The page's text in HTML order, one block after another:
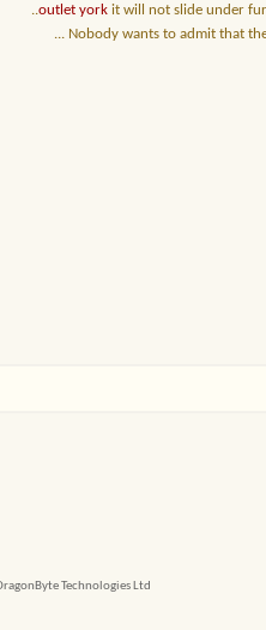
outlet york it will not slide under
Nobody wants to admit that
...
Technologies Ltd.